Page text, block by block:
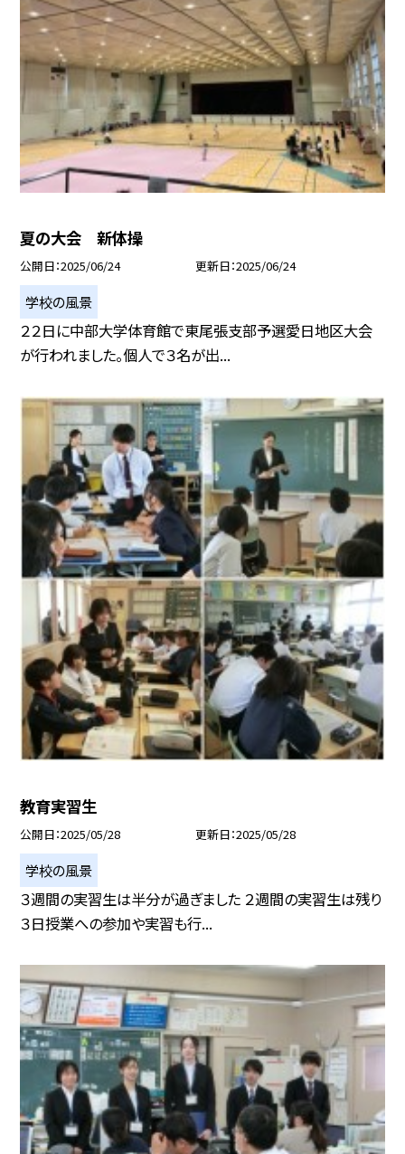
夏の大会 新体操
公開日 2025/06/24 更新日 2025/06/24
学校の風景
２２日に中部大学体育館で東尾張支部予選愛日地区大会
が行われました。個人で３名が出...
教育実習生
公開日 2025/05/28 更新日 2025/05/28
学校の風景
３週間の実習生は半分が過ぎました ２週間の実習生は残り
３日授業への参加や実習も行...